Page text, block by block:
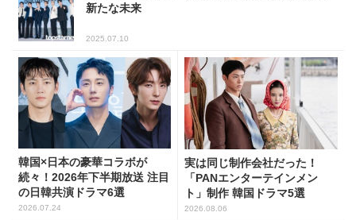
新たな未来
2025.07.10
韓国×日本の豪華コラボが
続々！2026年下半期放送 注目
の日韓共演ドラマ6選
2026.07.24
実は同じ制作会社だった！
「PANエンターテインメン
ト」制作 韓国ドラマ5選
2026.08.06